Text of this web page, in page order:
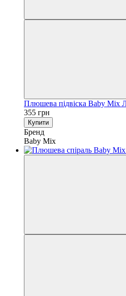
Плюшева підвіска Baby Mix
355 грн
Купити
Бренд
Baby Mix